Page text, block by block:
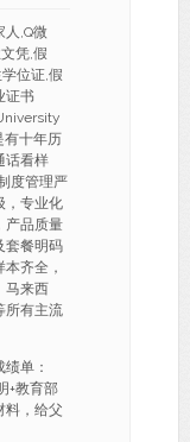
人,Q微
凭,假
位证,假
证书
有十年历
话看样
度管理严
，专业化
产品质量
套餐明码
齐全，
马来西
所有主流
单：
+教育部
料，给父